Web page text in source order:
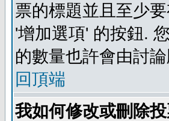
票的標題並且至少
'增加選項' 的按鈕.
的數量也許會由討
回頂端
我如何修改或刪除